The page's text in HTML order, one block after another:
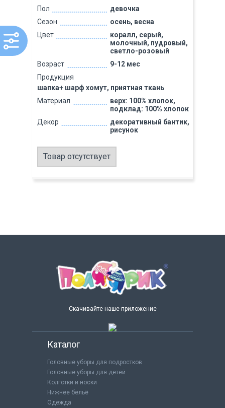
Пол
девочка
Сезон
осень, весна
Цвет
коралл, серый,
молочный, пудровый,
светло-розовый
Возраст
9-12 мес
Продукция
шапка+ шарф хомут, приятная ткань
Материал
верх: 100% хлопок,
подклад: 100% хлопок
Декор
декоративный бантик,
рисунок
Товар отсутствует
Скачивайте наше приложение
Каталог
Головные уборы для подростков
Головные уборы для детей
Колготки и носки
Нижнее бельё
Одежда